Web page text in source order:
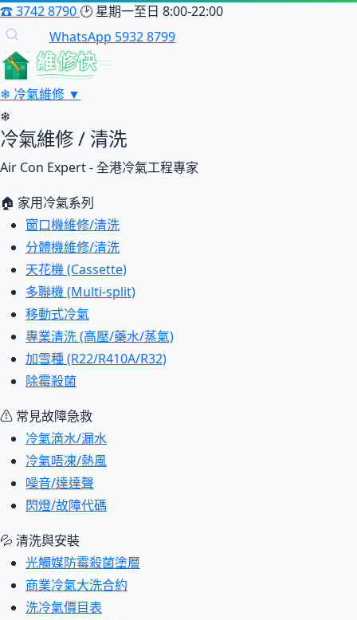
☎3742 8790 🕑 星期一至日 8:00-22:00
WhatsApp 5932 8799
維修快
❄ 冷氣維修 ▼
❄
冷氣維修 / 清洗
Air Con Expert - 全港冷氣工程專家
🏠 家用冷氣系列
窗口機維修/清洗
分體機維修/清洗
天花機 (Cassette)
多聯機 (Multi-split)
移動式冷氣
專業清洗 (高壓/藥水/蒸氣)
加雪種 (R22/R410A/R32)
除霉殺菌
⚠ 常見故障急救
冷氣滴水/漏水
冷氣唔凍/熱風
噪音/達達聲
閃燈/故障代碼
💦 清洗與安裝
光觸媒防霉殺菌塗層
商業冷氣大洗合約
洗冷氣價目表